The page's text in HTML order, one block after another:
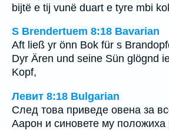
bijtë e tij vunë duart e tyre mbi
S Brendertuem 8:18 Bavarian
Aft ließ yr önn Bok für s
Dyr Ären und seine Sün glögnd
Kopf,
Левит 8:18 Bulgarian
След това приведе овена за
Аарон и синовете му положиха